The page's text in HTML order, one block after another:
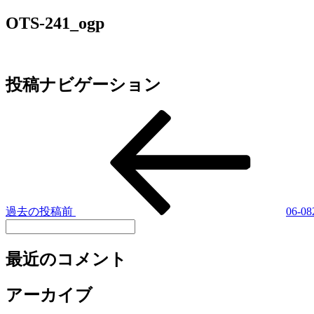
OTS-241_ogp
投稿ナビゲーション
過去の投稿前 06-
最近のコメント
アーカイブ